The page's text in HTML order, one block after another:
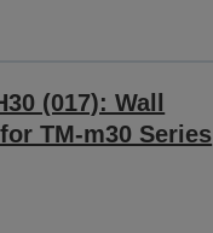
(017): Wall
TM-m30 Series